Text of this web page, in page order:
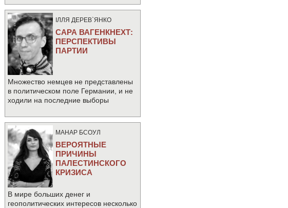
IЛЛЯ ДЕРЕВ`ЯНКО
САРА ВАГЕНКНЕХТ:
ПЕРСПЕКТИВЫ
ПАРТИИ
Множество немцев не представлены
в политическом поле Германии, и не
ходили на последние выборы
МАНАР БСОУЛ
ВЕРОЯТНЫЕ
ПРИЧИНЫ
ПАЛЕСТИНСКОГО
КРИЗИСА
В мире больших денег и
геополитических интересов несколько